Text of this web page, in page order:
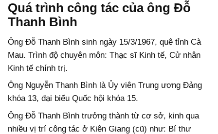
Quá trình công tác của ông Đỗ
Thanh Bình
Ông Đỗ Thanh Bình sinh ngày 15/3/1967, quê tỉnh Cà
Mau. Trình độ chuyên môn: Thạc sĩ Kinh tế, Cử nhân
Kinh tế chính trị.
Ông Nguyễn Thanh Bình là Ủy viên Trung ương Đảng
khóa 13, đại biểu Quốc hội khóa 15.
Ông Đỗ Thanh Bình trưởng thành từ cơ sở, kinh qua
nhiều vị trí công tác ở Kiên Giang (cũ) như: Bí thư